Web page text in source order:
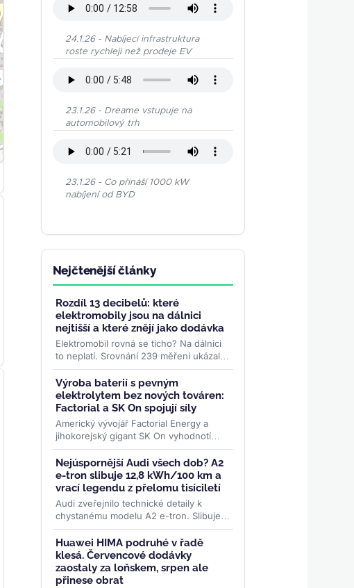
24.1.26 - Nabíjecí infrastruktura
roste rychleji než prodeje EV
23.1.26 - Dreame vstupuje na
automobilový trh
23.1.26 - Co přináší 1000 kW
nabíjení od BYD
Nejčtenější články
Rozdíl 13 decibelů: které
elektromobily jsou na dálnici
nejtišší a které znějí jako dodávka
Elektromobil rovná se ticho? Na dálnici
to neplatí. Srovnání 239 měření ukázalo
rozdíl 13 decibelů mezi nejtišším a
nejhlučnějším...>>
Výroba baterií s pevným
elektrolytem bez nových továren:
Factorial a SK On spojují síly
Americký vývojář Factorial Energy a
jihokorejský gigant SK On vyhodnotí
masovou výrobu solid-state baterií FEST
na stávajících linkách....>>
Nejúspornější Audi všech dob? A2
e-tron slibuje 12,8 kWh/100 km a
vrací legendu z přelomu tisíciletí
Audi zveřejnilo technické detaily k
chystanému modelu A2 e-tron. Slibuje
rekordně nízkou spotřebu, pokročilou
aerodynamiku i LFP baterii....>>
Huawei HIMA podruhé v řadě
klesá. Červencové dodávky
zaostaly za loňskem, srpen ale
přinese obrat